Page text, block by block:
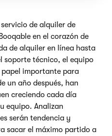
de alquiler de
en el corazón de
de alquiler en línea hasta
soporte técnico, el equipo
papel importante para
un año después, han
creciendo cada día
equipo. Analizan
serán tendencia y
sacar el máximo partido a